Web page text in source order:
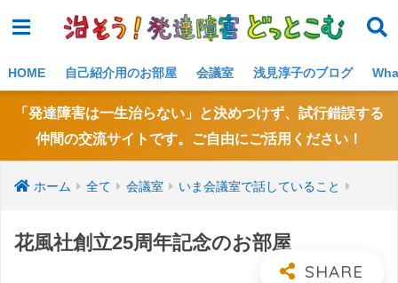
HOME 自己紹介用のお部屋 会議室 浅見淳子のブログ
「発達障害は一生治らない」と決めつけず、試行錯誤する
仲間の交流サイトです。ご自由にご活用ください！
ホーム 全て 会議室 いま会議室で話していること
花風社創立25周年記念のお部屋
NE